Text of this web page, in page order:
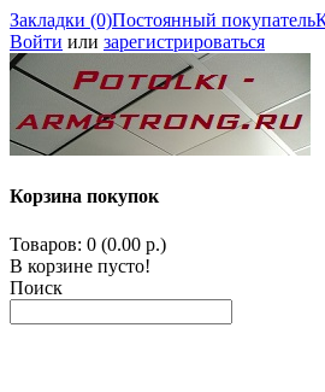
Закладки (0)Постоянный покупатель
Войти или зарегистрироваться
Корзина покупок
Товаров: 0 (0.00 р.)
В корзине пусто!
Поиск